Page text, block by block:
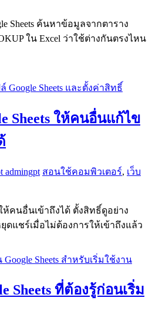
Sheets ค้นหาข้อมูลจากตาราง
ใน Excel ว่าใช้ต่างกันตรงไหน
Sheets ให้คนอื่นแก้ไข
admingpt สอนใช้คอมพิวเตอร์, เว็บ
ห้คนอื่นเข้าถึงได้ ตั้งสิทธิ์ดูอย่าง
ดแชร์เมื่อไม่ต้องการให้เข้าถึงแล้ว
Sheets ที่ต้องรู้ก่อนเริ่ม